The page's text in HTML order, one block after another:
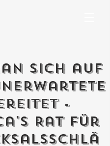
sich auf
-
Rat für